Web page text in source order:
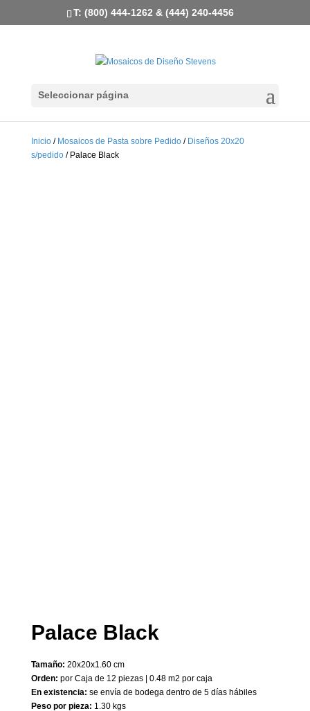
T: (800) 444-1262 & (444) 240-4456
Seleccionar página
Inicio/ Mosaicos de Pasta sobre Pedido/ Diseños 20x20
s/pedido/ Palace Black
Palace Black
Tamaño: 20x20x1.60 cm
Orden: por Caja de 12 piezas | 0.48 m2 por caja
En existencia: se envía de bodega dentro de 5 días hábiles
Peso por pieza: 1.30 kgs